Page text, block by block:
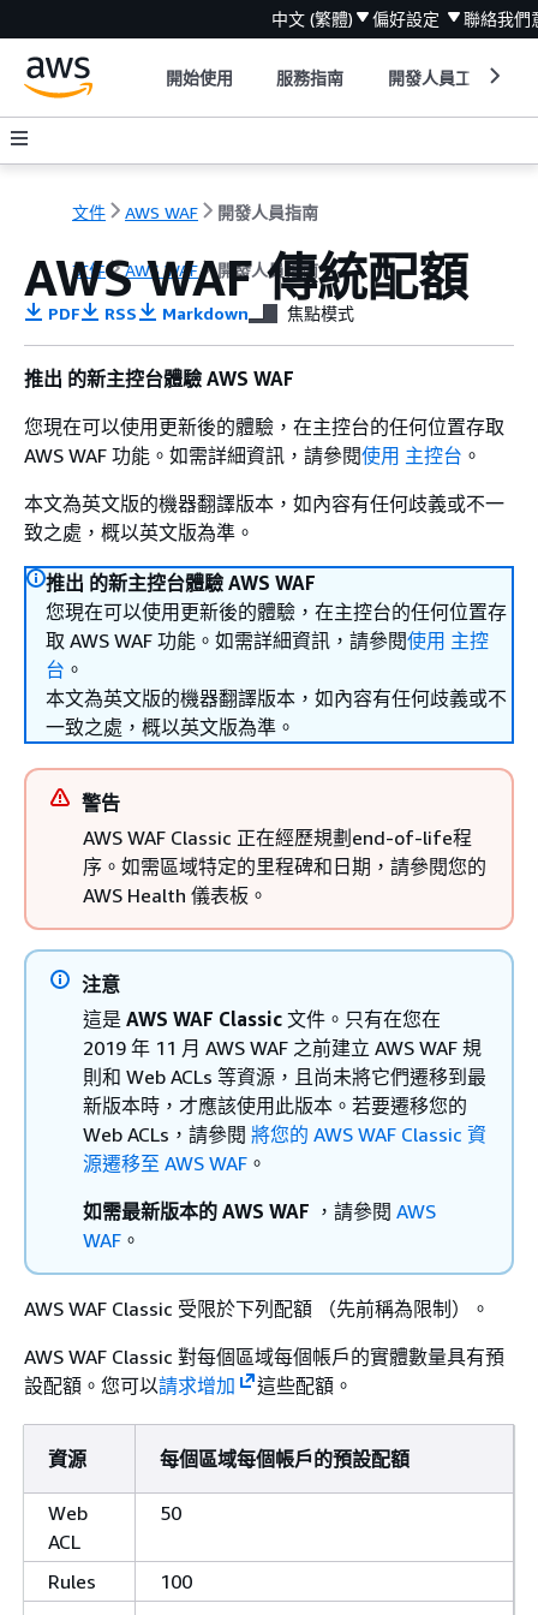
中文 (繁體) 偏好設定 聯絡我們
開始使用 服務指南 開發人員工具
文件 AWS WAF 開發人員指南
文件 AWS WAF 開發人員指南
AWS WAF 傳統配額
PDF RSS Markdown 焦點模式
推出 的新主控台體驗 AWS WAF
您現在可以使用更新後的體驗，在主控台的任何位置存取
AWS WAF 功能。如需詳細資訊，請參閱使用 主控台 。
本文為英文版的機器翻譯版本，如內容有任何歧義或不一
致之處，概以英文版為準。
推出 的新主控台體驗 AWS WAF
您現在可以使用更新後的體驗，在主控台的任何位置存
取 AWS WAF 功能。如需詳細資訊，請參閱使用 主控
台 。
本文為英文版的機器翻譯版本，如內容有任何歧義或不
一致之處，概以英文版為準。
警告
AWS WAF Classic 正在經歷規劃end-of-life程
序。如需區域特定的里程碑和日期，請參閱您的
AWS Health 儀表板。
注意
這是 AWS WAF Classic 文件。只有在您在
2019 年 11 月 AWS WAF 之前建立 AWS WAF 規
則和 Web ACLs 等資源，且尚未將它們遷移到最
新版本時，才應該使用此版本。若要遷移您的
Web ACLs，請參閱 將您的 AWS WAF Classic 資
源遷移至 AWS WAF 。
如需最新版本的 AWS WAF ，請參閱 AWS
WAF 。
AWS WAF Classic 受限於下列配額 （先前稱為限制）。
AWS WAF Classic 對每個區域每個帳戶的實體數量具有預
設配額。您可以請求增加 這些配額。
資源 每個區域每個帳戶的預設配額
Web
ACL
50
Rules
100